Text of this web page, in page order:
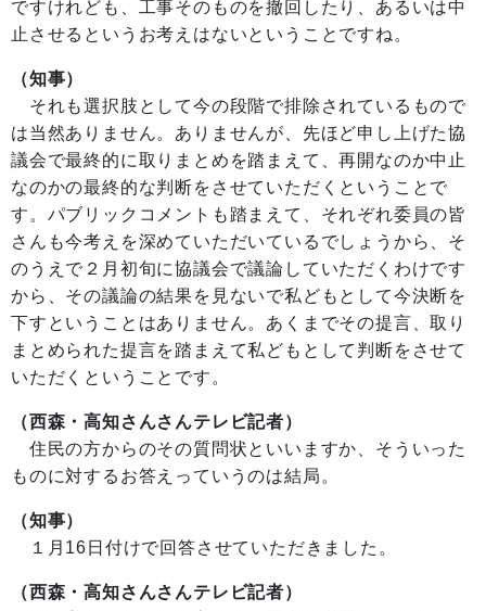
ですけれども、工事そのものを撤回したり、あるいは中
止させるというお考えはないということですね。
（知事）
それも選択肢として今の段階で排除されているもので
は当然ありません。ありませんが、先ほど申し上げた協
議会で最終的に取りまとめを踏まえて、再開なのか中止
なのかの最終的な判断をさせていただくということで
す。パブリックコメントも踏まえて、それぞれ委員の皆
さんも今考えを深めていただいているでしょうから、そ
のうえで２月初旬に協議会で議論していただくわけです
から、その議論の結果を見ないで私どもとして今決断を
下すということはありません。あくまでその提言、取り
まとめられた提言を踏まえて私どもとして判断をさせて
いただくということです。
（西森・高知さんさんテレビ記者）
住民の方からのその質問状といいますか、そういった
ものに対するお答えっていうのは結局。
（知事）
１月16日付けで回答させていただきました。
（西森・高知さんさんテレビ記者）